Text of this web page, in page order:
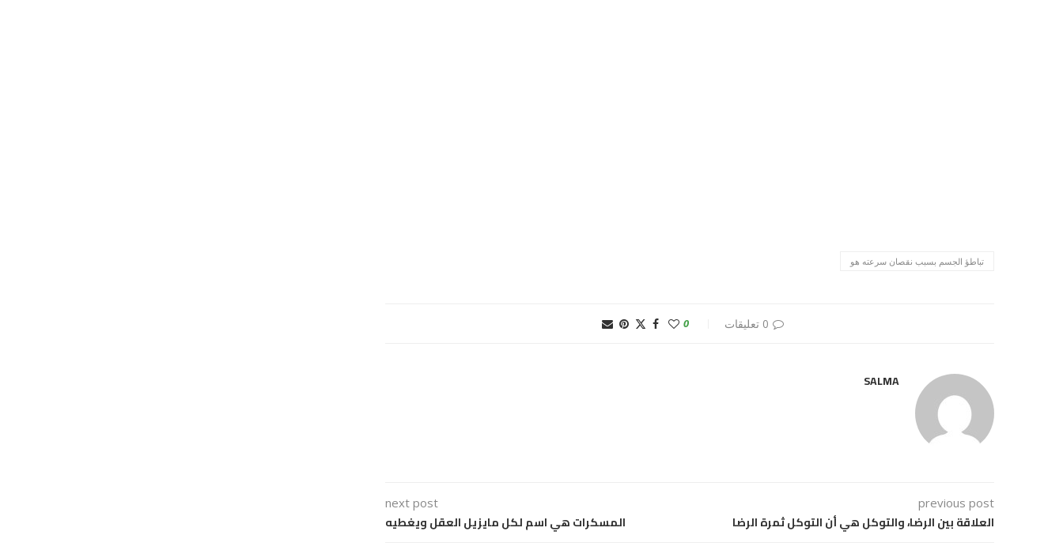
تباطؤ الجسم بسبب نقصان سرعته هو
0 تعليقات 0
SALMA
previous post
العلاقة بين الرضا، والتوكل هي أن التوكل ثمرة الرضا
next post
المسكرات هي اسم لكل مايزيل العقل ويغطيه